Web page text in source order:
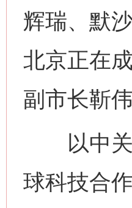
辉瑞、默
北京正在
副市长靳伟
以中关
球科技合